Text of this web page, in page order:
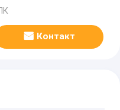
Контакт